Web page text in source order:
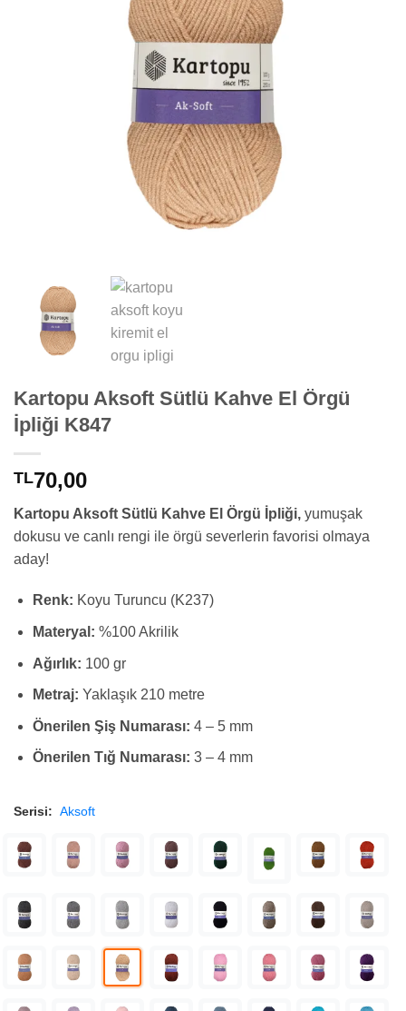
Kartopu Aksoft Sütlü Kahve El Örgü
İpliği K847
TL70,00
Kartopu Aksoft Sütlü Kahve El Örgü İpliği, yumuşak
dokusu ve canlı rengi ile örgü severlerin favorisi olmaya
aday!
Renk: Koyu Turuncu (K237)
Materyal: %100 Akrilik
Ağırlık: 100 gr
Metraj: Yaklaşık 210 metre
Önerilen Şiş Numarası: 4 – 5 mm
Önerilen Tığ Numarası: 3 – 4 mm
Serisi: Aksoft